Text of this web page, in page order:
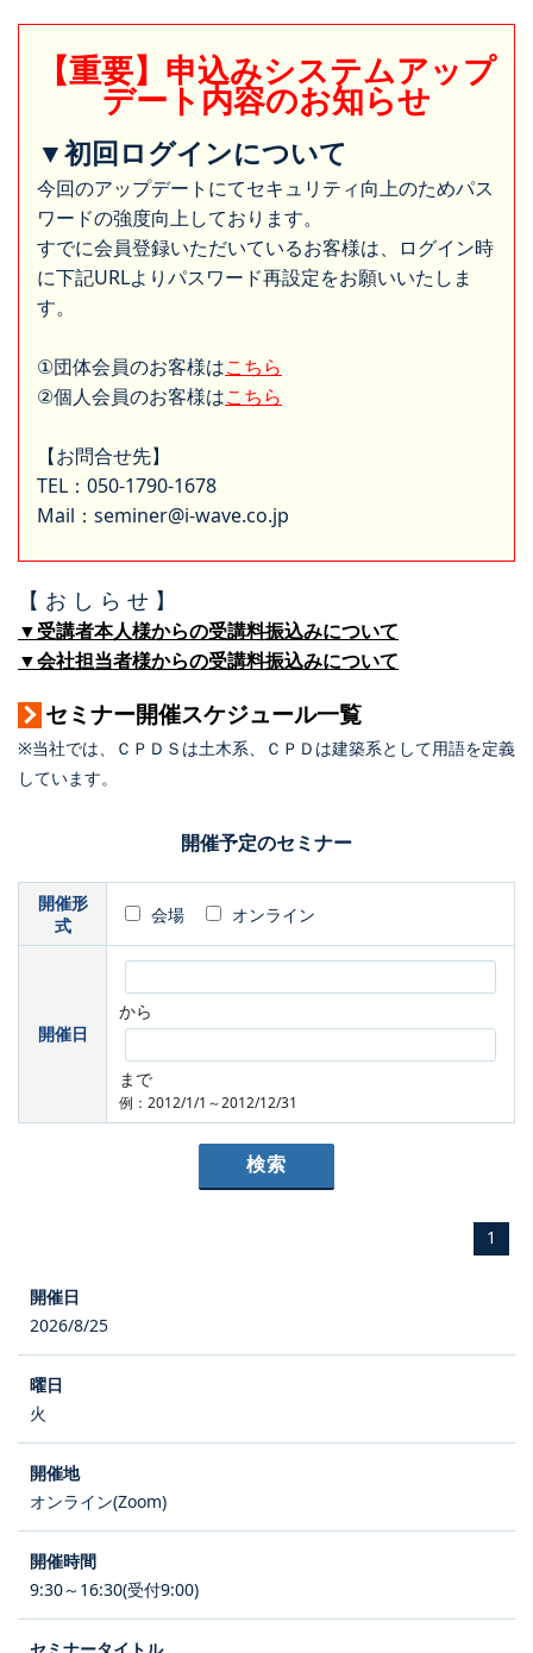
【重要】申込みシステムアップ
デート内容のお知らせ
▼初回ログインについて
今回のアップデートにてセキュリティ向上のためパス
ワードの強度向上しております。
すでに会員登録いただいているお客様は、ログイン時
に下記URLよりパスワード再設定をお願いいたしま
す。
①団体会員のお客様はこちら
②個人会員のお客様はこちら
【お問合せ先】
TEL：050-1790-1678
Mail：seminer@i-wave.co.jp
【 お し ら せ 】
▼受講者本人様からの受講料振込みについて
▼会社担当者様からの受講料振込みについて
セミナー開催スケジュール一覧
※当社では、ＣＰＤＳは土木系、ＣＰＤは建築系として用語を定義
しています。
開催予定のセミナー
開催形
式
会場 オンライン
開催日
から
まで
例：2012/1/1～2012/12/31
1
2026/8/25
火
オンライン(Zoom)
9:30～16:30(受付9:00)